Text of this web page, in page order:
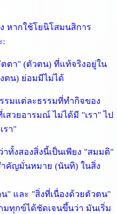
หากใช้โยนิโสมนสิการ
:
ตตา" (ตัวตน) ที่แท้จริงอยู่ใน
ตน) ย่อมมีไม่ได้
รรมแต่ละธรรมที่ทำกิจของ
สวยอารมณ์ ไม่ได้มี "เรา" ไป
รา"
าทั้งสองสิ่งนี้เป็นเพียง "สมมติ"
คัญมั่นหมาย (นันทิ) ในสิ่ง
" และ "สิ่งที่เนื่องด้วยตัวตน"
มทุกข์ได้ชัดเจนขึ้นว่า มันเริ่ม